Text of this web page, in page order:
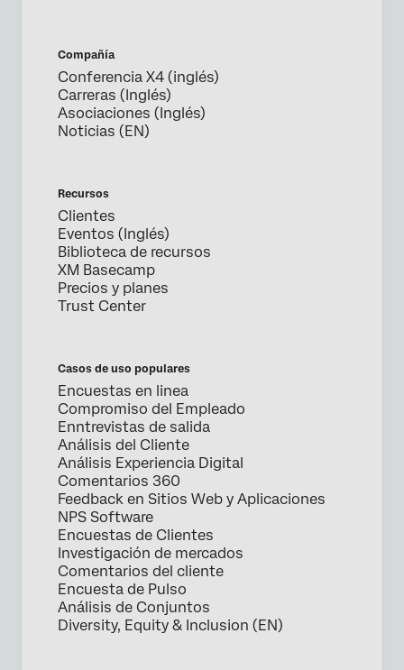
Apellido*
Empresa*
Puesto*
Correo electrónico*
País*
Privacy
Optin
Al proporcionar esta información, autorizas que podremos
procesar tus datos personales de acuerdo con nuestra
política de privacidad.
Enviar
Compañía
Conferencia X4 (inglés)
Carreras (Inglés)
Asociaciones (Inglés)
Noticias (EN)
Recursos
Clientes
Eventos (Inglés)
Biblioteca de recursos
XM Basecamp
Precios y planes
Trust Center
Casos de uso populares
Encuestas en linea
Compromiso del Empleado
Enntrevistas de salida
Análisis del Cliente
Análisis Experiencia Digital
Comentarios 360
Feedback en Sitios Web y Aplicaciones
NPS Software
Encuestas de Clientes
Investigación de mercados
Comentarios del cliente
Encuesta de Pulso
Análisis de Conjuntos
Diversity, Equity & Inclusion (EN)